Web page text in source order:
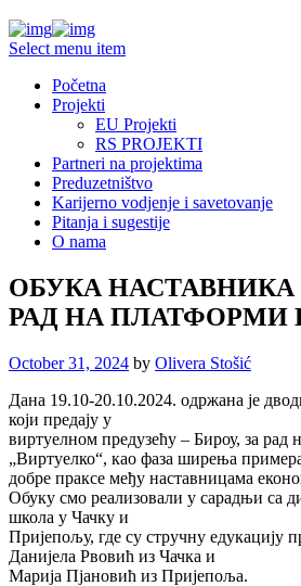
Select menu item
Početna
Projekti
EU Projekti
RS PROJEKTI
Partneri na projektima
Preduzetništvo
Karijerno vodjenje i savetovanje
Pitanja i sugestije
O nama
ОБУКА НАСТАВНИКА
РАД НА ПЛАТФОРМИ
October 31, 2024 by Olivera Stošić
Дана 19.10-20.10.2024. одржана је
који предају у
виртуелном предузећу – Бироу, за рад
„Виртуелко“, као фаза ширења
добре праксе међу наставницама
Обуку смо реализовали у сарадњи са
школа у Чачку и
Пријепољу, где су стручну едукацију
Данијела Рвовић из Чачка и
Марија Пјановић из Пријепоља.